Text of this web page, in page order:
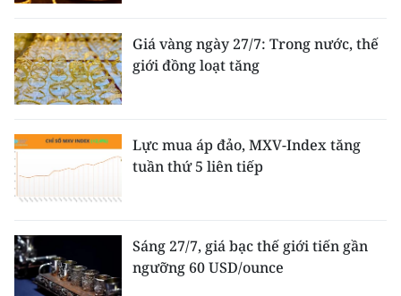
Giá vàng ngày 27/7: Trong nước, thế
giới đồng loạt tăng
Lực mua áp đảo, MXV-Index tăng
tuần thứ 5 liên tiếp
Sáng 27/7, giá bạc thế giới tiến gần
ngưỡng 60 USD/ounce